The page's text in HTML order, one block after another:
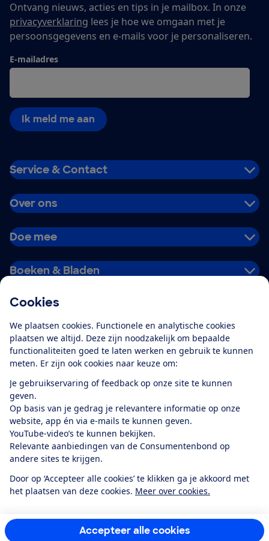
Cookies
We plaatsen cookies. Functionele en analytische cookies
plaatsen we altijd. Deze zijn noodzakelijk om bepaalde
functionaliteiten goed te laten werken en gebruik te kunnen
meten. Er zijn ook cookies naar keuze om:
Je gebruikservaring of feedback op onze site te kunnen
geven.
Op basis van je gedrag je relevantere informatie op onze
website, app én via e-mails te kunnen geven.
YouTube-video’s te kunnen bekijken.
Relevante aanbiedingen van de Consumentenbond op
andere sites te krijgen.
Door op ‘Accepteer alle cookies’ te klikken ga je akkoord met
het plaatsen van deze cookies. Meer over cookies.
Accepteer alle cookies
Ontvang nieuws, acties en tips in je mailbox. In onze
privacyverklaring lees je hoe we omgaan met je
persoonsgegevens en e-mails voor je personaliseren.
E-mailadres
Ik meld me aan
Service & Contact
Over ons
Doe mee
Boeken & Bladen
Alles over de
app
Algemene Voorwaarden
Privacyverklaring
Cookiebeleid
Privacyvoorkeuren
Toegankelijkheid
RSS-feed nieuws
FacebookTwitterInstagram
YoutubeLinkedIn
12.901consumentenbeoordelen de Consumentenbondmet gemiddeld